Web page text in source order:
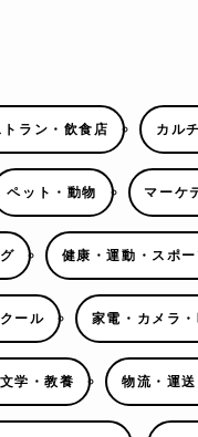
ラン・飲食店 カル
ペット・動物 マーケ
健康・運動・スポー
ール 家電・カメラ
学・教養 物流・運